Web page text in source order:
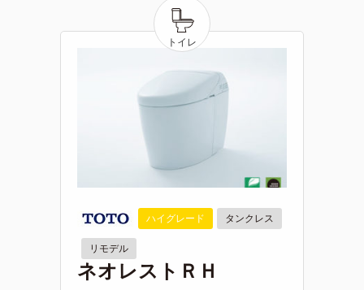
ハイグレード タンクレス
リモデル
ネオレストＲＨ